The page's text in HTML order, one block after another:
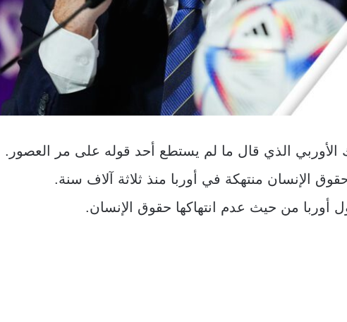
الأوربي الذي قال ما لم يستطع أحد قوله على مر العصور.
الإنسان منتهكة في أوربا منذ ثلاثة آلاف سنة.
أوربا من حيث عدم انتهاكها حقوق الإنسان.